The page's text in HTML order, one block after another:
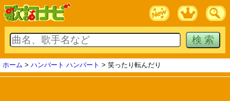
ホーム > ハンバート ハンバート > 笑ったり転んだり